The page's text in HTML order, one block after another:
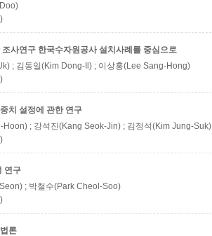
조사연구 한국수자원공사 설치사례를 중심으로
; 김동일(Kim Dong-Il) ; 이상홍(Lee Sang-Hong)
치 설정에 관한 연구
Hoon) ; 강석진(Kang Seok-Jin) ; 김정석(Kim Jung-Suk)
연구
; 박철수(Park Cheol-Soo)
론